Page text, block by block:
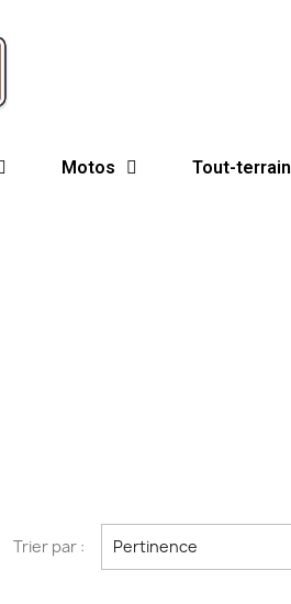
Motos Tout-terrain
Trier par : Pertinence